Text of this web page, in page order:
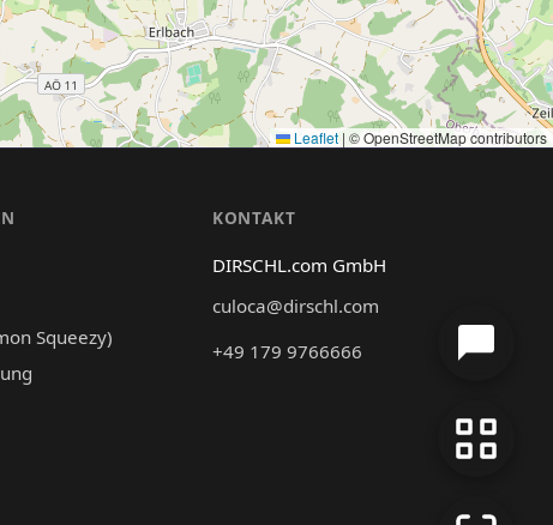
Leaflet | © OpenStreetMap contributors
Squeezy)
KONTAKT
DIRSCHL.com GmbH
culoca@dirschl.com
+49 179 9766666